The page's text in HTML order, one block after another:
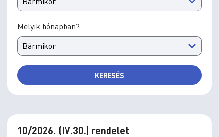
Melyik hónapban?
KERESÉS
10/2026. (IV.30.) rendelet